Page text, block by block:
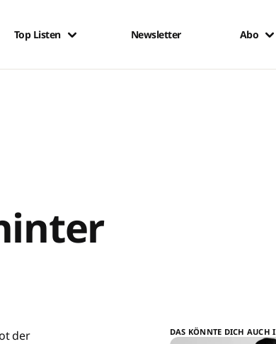
Top Listen Newsletter Abo
der
DAS KÖNNTE DICH AUCH